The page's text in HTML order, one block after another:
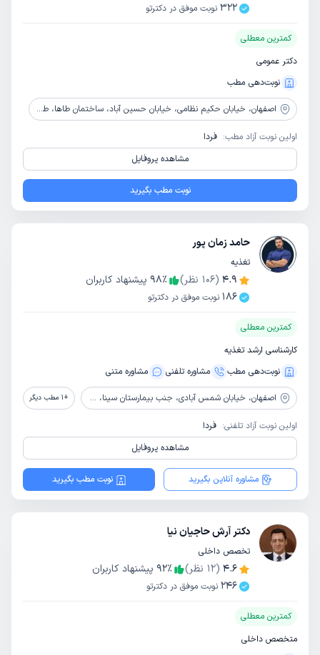
322 نوبت موفق در دکترتو
کمترین معطلی
دکتر عمومی
نوبت‌دهی مطب
اصفهان، خیابان حکیم نظامی، خیابان حسین آباد، ساختمان طاها، طبقه دوم
اولین نوبت آزاد مطب: فردا
مشاهده پروفایل
نوبت مطب بگیرید
حامد زمان پور
تغذیه
4.9
(
106 نظر) 98٪
پیشنهاد کاربران
186 نوبت موفق در دکترتو
کمترین معطلی
کارشناسی ارشد تغذیه
نوبت‌دهی مطب
مشاوره‌ تلفنی مشاوره‌ متنی
اصفهان، خیابان شمس آبادی، جنب بیمارستان سینا، ساختمان مجید، طبقه همکف، کلینیک قلب زاینده رود +
1 مطب دیگر
اولین نوبت آزاد تلفنی: فردا
مشاهده پروفایل
مشاوره آنلاین بگیرید نوبت مطب بگیرید
دکتر آرش حاجیان نیا
تخصص داخلی
4.6
(
12 نظر) 92٪
پیشنهاد کاربران
246 نوبت موفق در دکترتو
کمترین معطلی
متخصص داخلی